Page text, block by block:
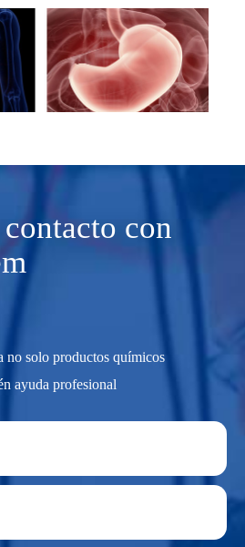
con
no solo productos químicos
ayuda profesional